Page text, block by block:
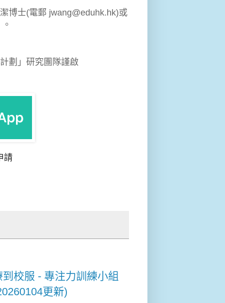
博士(電郵 jwang@eduhk.hk)或
劃」研究團隊謹啟
請
校服 - 專注力訓練小組
更新)